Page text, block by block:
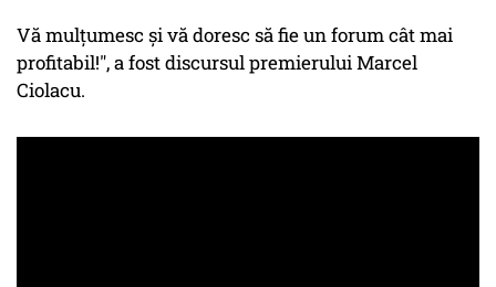
Vă mulțumesc și vă doresc să fie un forum cât mai
profitabil!", a fost discursul premierului Marcel
Ciolacu.